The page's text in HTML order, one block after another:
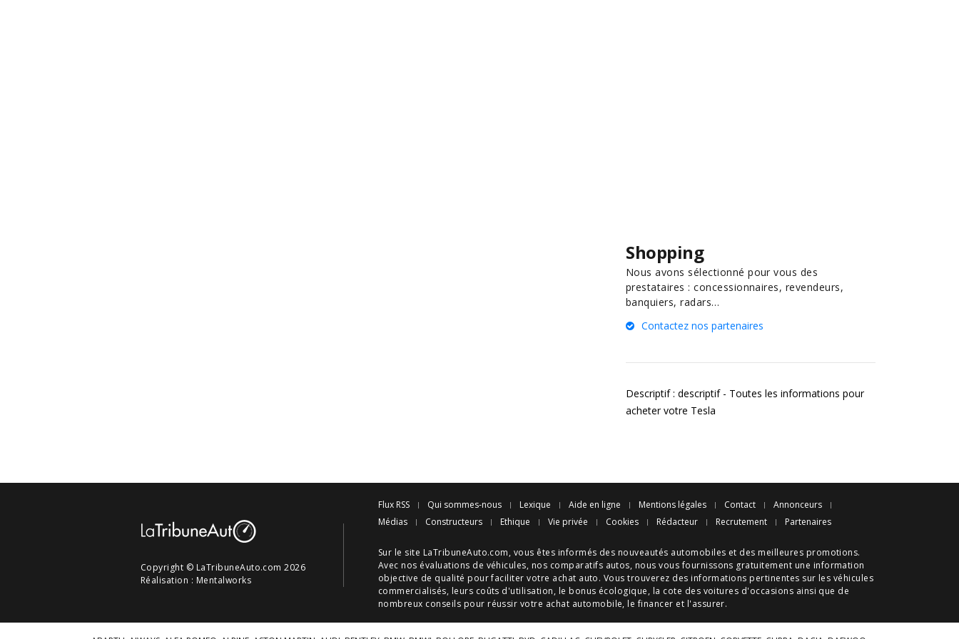
Shopping
Nous avons sélectionné pour vous des
prestataires : concessionnaires, revendeurs,
banquiers, radars…
Contactez nos partenaires
Descriptif : descriptif - Toutes les informations pour
acheter votre Tesla
Copyright © LaTribuneAuto.com 2026
Réalisation : Mentalworks
Flux RSS Qui sommes-nous Lexique Aide en ligne Mentions légales Contact
Annonceurs
Médias
Constructeurs Ethique Vie privée Cookies Rédacteur Recrutement Partenaires
Sur le site LaTribuneAuto.com, vous êtes informés des nouveautés automobiles et des meilleures promotions.
Avec nos évaluations de véhicules, nos comparatifs autos, nous vous fournissons gratuitement une information
objective de qualité pour faciliter votre achat auto. Vous trouverez des informations pertinentes sur les véhicules
commercialisés, leurs coûts d'utilisation, le bonus écologique, la cote des voitures d'occasions ainsi que de
nombreux conseils pour réussir votre achat automobile, le financer et l'assurer.